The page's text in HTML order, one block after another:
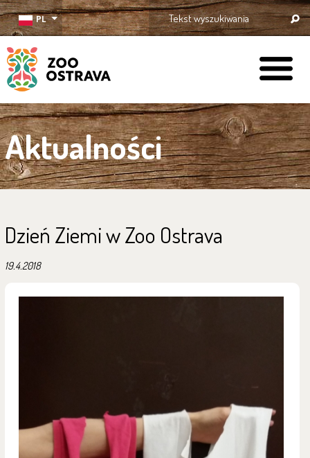
PL
ZOO Ostrava
Aktualności
Dzień Ziemi w Zoo Ostrava
19.4.2018